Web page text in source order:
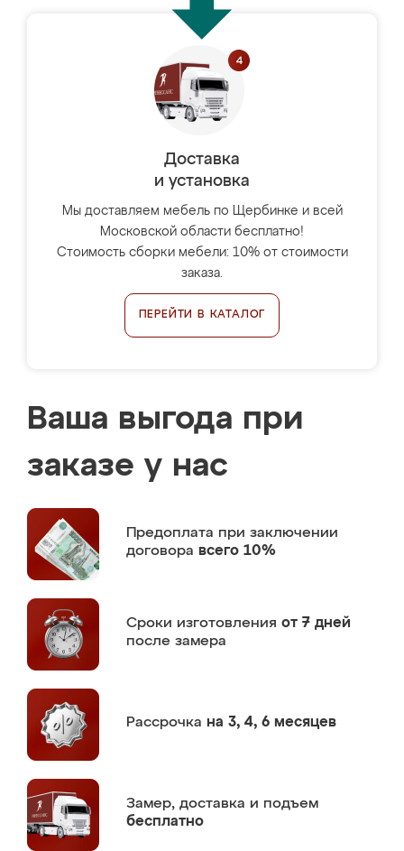
Доставка
и установка
Мы доставляем мебель по Щербинке и всей
Московской области бесплатно!
Стоимость сборки мебели: 10% от стоимости
заказа.
ПЕРЕЙТИ В КАТАЛОГ
Ваша выгода при
заказе у нас
Предоплата при заключении
договора всего 10%
Сроки изготовления от 7 дней
после замера
Рассрочка на 3, 4, 6 месяцев
Замер, доставка и подъем
бесплатно